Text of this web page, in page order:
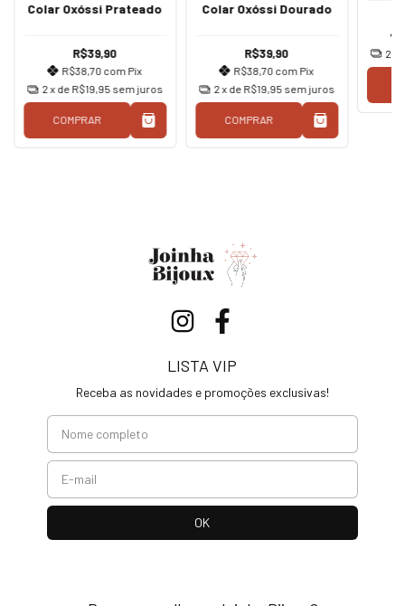
Colar Oxóssi Prateado
R$39,90
R$38,70 com Pix
2x de R$19,95 sem juros
COMPRAR
Colar Oxóssi Dourado
R$39,90
R$38,70 com Pix
2x de R$19,95 sem juros
COMPRAR
2
LISTA VIP
Receba as novidades e promoções exclusivas!